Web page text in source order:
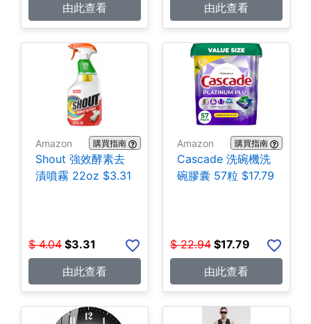
由此查看
由此查看
Amazon 購買指南
Shout 強效酵素去
漬噴霧 22oz $3.31
$ 4.04 $3.31
由此查看
Amazon 購買指南
Cascade 洗碗機洗
碗膠囊 57粒 $17.79
$ 22.94 $17.79
由此查看